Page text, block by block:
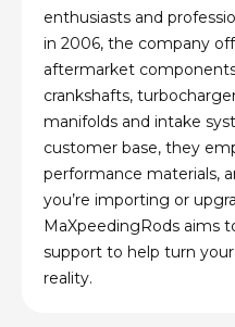
enthusiasts and
in 2006, the company
aftermarket
crankshafts,
manifolds and intake
customer base, they
performance materials,
you’re importing or
MaXpeedingRods aims
support to help turn
reality.